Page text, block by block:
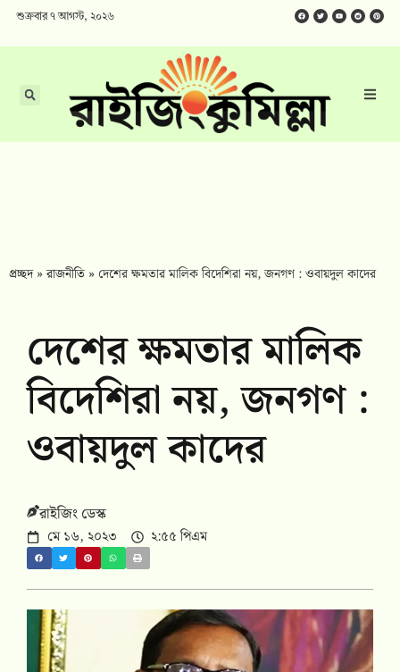
শুক্রবার ৭ আগস্ট, ২০২৬
প্রচ্ছদ»রাজনীতি » দেশের ক্ষমতার মালিক বিদেশিরা নয়, জনগণ : ওবায়দুল কাদের
দেশের ক্ষমতার মালিক
বিদেশিরা নয়, জনগণ :
ওবায়দুল কাদের
রাইজিং ডেস্ক
মে ১৬, ২০২৩ ২:৫৫ পিএম